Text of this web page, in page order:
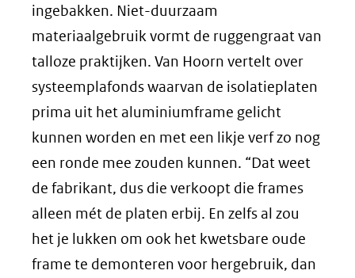
ingebakken. Niet-duurzaam
materiaalgebruik vormt de ruggengraat van
talloze praktijken. Van Hoorn vertelt over
systeemplafonds waarvan de isolatieplaten
prima uit het aluminiumframe gelicht
kunnen worden en met een likje verf zo nog
een ronde mee zouden kunnen. “Dat weet
de fabrikant, dus die verkoopt die frames
alleen mét de platen erbij. En zelfs al zou
het je lukken om ook het kwetsbare oude
frame te demonteren voor hergebruik, dan